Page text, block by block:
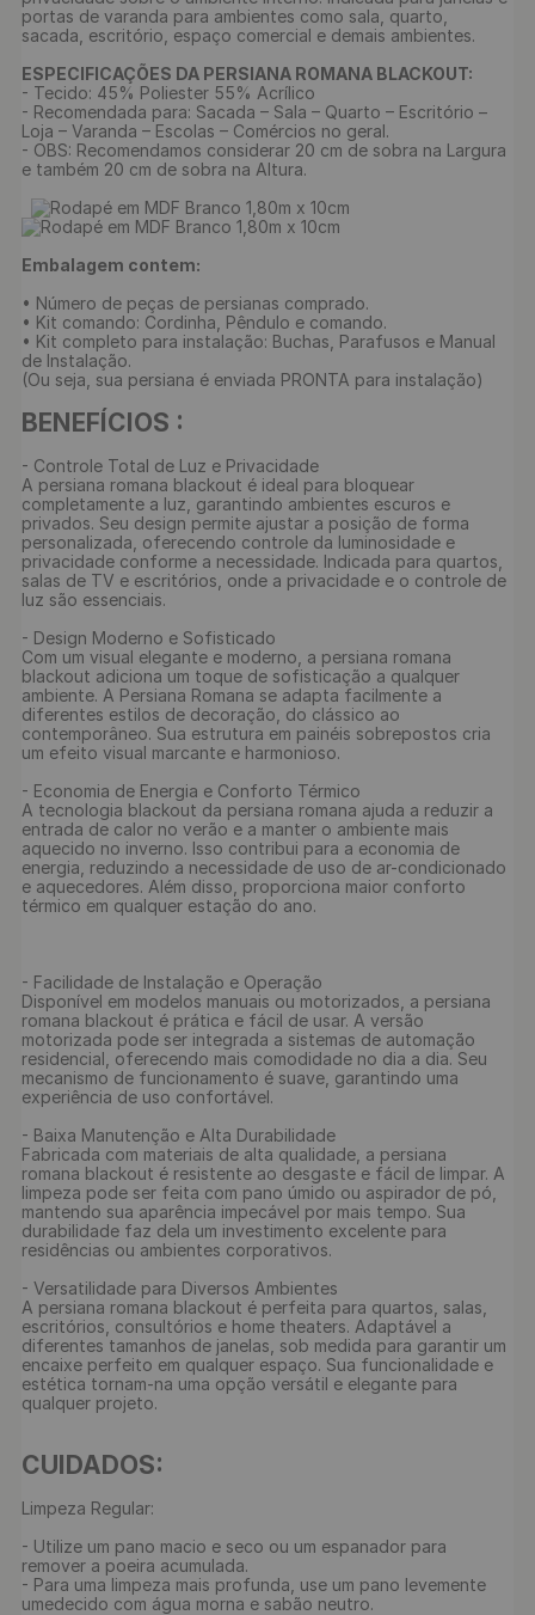
portas de varanda para ambientes como sala, quarto,
sacada, escritório, espaço comercial e demais ambientes.
ESPECIFICAÇÕES DA PERSIANA ROMANA BLACKOUT:
- Tecido: 45% Poliester 55% Acrílico
- Recomendada para: Sacada – Sala – Quarto – Escritório –
Loja – Varanda – Escolas – Comércios no geral.
- OBS: Recomendamos considerar 20 cm de sobra na Largura
e também 20 cm de sobra na Altura.
Embalagem contem:
• Número de peças de persianas comprado.
• Kit comando: Cordinha, Pêndulo e comando.
• Kit completo para instalação: Buchas, Parafusos e Manual
de Instalação.
(Ou seja, sua persiana é enviada PRONTA para instalação)
BENEFÍCIOS :
- Controle Total de Luz e Privacidade
A persiana romana blackout é ideal para bloquear
completamente a luz, garantindo ambientes escuros e
privados. Seu design permite ajustar a posição de forma
personalizada, oferecendo controle da luminosidade e
privacidade conforme a necessidade. Indicada para quartos,
salas de TV e escritórios, onde a privacidade e o controle de
luz são essenciais.
- Design Moderno e Sofisticado
Com um visual elegante e moderno, a persiana romana
blackout adiciona um toque de sofisticação a qualquer
ambiente. A Persiana Romana se adapta facilmente a
diferentes estilos de decoração, do clássico ao
contemporâneo. Sua estrutura em painéis sobrepostos cria
um efeito visual marcante e harmonioso.
- Economia de Energia e Conforto Térmico
A tecnologia blackout da persiana romana ajuda a reduzir a
entrada de calor no verão e a manter o ambiente mais
aquecido no inverno. Isso contribui para a economia de
energia, reduzindo a necessidade de uso de ar-condicionado
e aquecedores. Além disso, proporciona maior conforto
térmico em qualquer estação do ano.
- Facilidade de Instalação e Operação
Disponível em modelos manuais ou motorizados, a persiana
romana blackout é prática e fácil de usar. A versão
motorizada pode ser integrada a sistemas de automação
residencial, oferecendo mais comodidade no dia a dia. Seu
mecanismo de funcionamento é suave, garantindo uma
experiência de uso confortável.
- Baixa Manutenção e Alta Durabilidade
Fabricada com materiais de alta qualidade, a persiana
romana blackout é resistente ao desgaste e fácil de limpar. A
limpeza pode ser feita com pano úmido ou aspirador de pó,
mantendo sua aparência impecável por mais tempo. Sua
durabilidade faz dela um investimento excelente para
residências ou ambientes corporativos.
- Versatilidade para Diversos Ambientes
A persiana romana blackout é perfeita para quartos, salas,
escritórios, consultórios e home theaters. Adaptável a
diferentes tamanhos de janelas, sob medida para garantir um
encaixe perfeito em qualquer espaço. Sua funcionalidade e
estética tornam-na uma opção versátil e elegante para
qualquer projeto.
CUIDADOS:
Limpeza Regular:
- Utilize um pano macio e seco ou um espanador para
remover a poeira acumulada.
- Para uma limpeza mais profunda, use um pano levemente
umedecido com água morna e sabão neutro.